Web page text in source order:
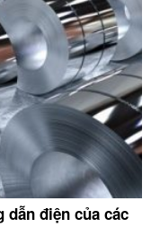
dẫn điện của các